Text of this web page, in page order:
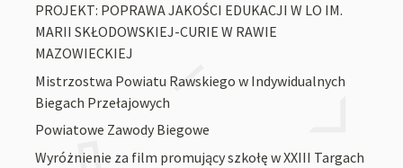
PROJEKT: POPRAWA JAKOŚCI EDUKACJI W LO IM.
MARII SKŁODOWSKIEJ-CURIE W RAWIE
MAZOWIECKIEJ
Mistrzostwa Powiatu Rawskiego w Indywidualnych
Biegach Przełajowych
Powiatowe Zawody Biegowe
Wyróżnienie za film promujący szkołę w XXIII Targach